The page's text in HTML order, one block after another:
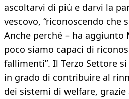
ascoltarvi di più e darvi la
vescovo, “riconoscendo che
Anche perché – ha aggiunto
poco siamo capaci di
fallimenti”. Il Terzo Settore
in grado di contribuire al
dei sistemi di welfare,